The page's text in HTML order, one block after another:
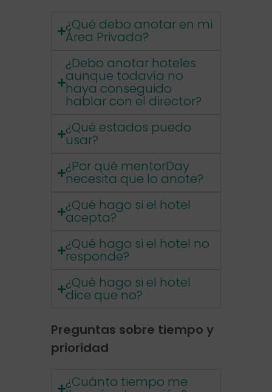
¿Qué debo anotar en mi
Área Privada?
¿Debo anotar hoteles
aunque todavía no
haya conseguido
hablar con el director?
¿Qué estados puedo
usar?
¿Por qué mentorDay
necesita que lo anote?
¿Qué hago si el hotel
acepta?
¿Qué hago si el hotel no
responde?
¿Qué hago si el hotel
dice que no?
Preguntas sobre tiempo y
prioridad
¿Cuánto tiempo me